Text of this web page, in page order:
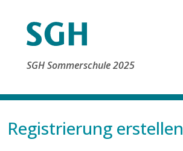
SGH Sommerschule 2025
Registrierung erstellen